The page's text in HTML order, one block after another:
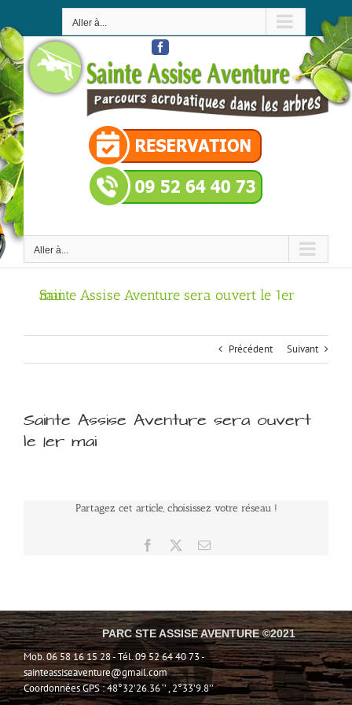
contenu
Aller à...
Facebook
Aller à...
Sainte Assise Aventure sera ouvert le 1er mai
Précédent Suivant
Sainte Assise Aventure sera ouvert
le 1er mai
Partagez cet article, choisissez votre réseau !
Facebook Email
PARC STE ASSISE AVENTURE ©2021
Mob. 06 58 16 15 28 - Tél. 09 52 64 40 73 -
sainteassiseaventure@gmail.com
Coordonnées GPS : 48°32’26.36 ‘’ , 2°33’9.8’’